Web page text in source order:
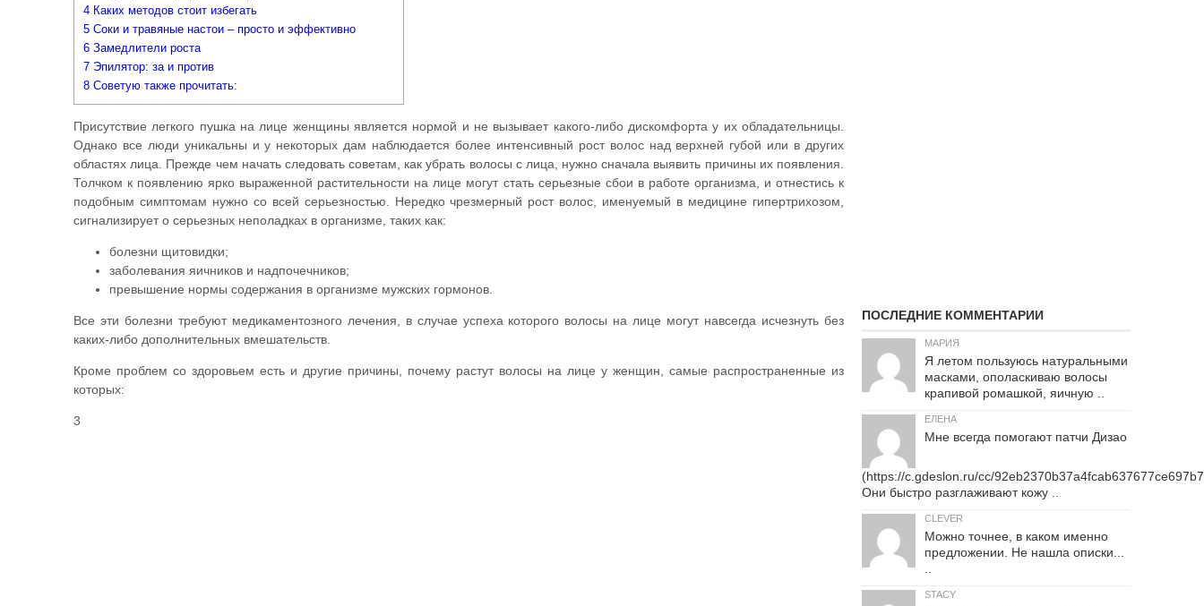
4 Каких методов стоит избегать
5 Соки и травяные настои – просто и эффективно
6 Замедлители роста
7 Эпилятор: за и против
8 Советую также прочитать:
Присутствие легкого пушка на лице женщины является нормой и не вызывает какого-либо дискомфорта у их обладательницы.
Однако все люди уникальны и у некоторых дам наблюдается более интенсивный рост волос над верхней губой или в других
областях лица. Прежде чем начать следовать советам, как убрать волосы с лица, нужно сначала выявить причины их появления.
Толчком к появлению ярко выраженной растительности на лице могут стать серьезные сбои в работе организма, и отнестись к
подобным симптомам нужно со всей серьезностью. Нередко чрезмерный рост волос, именуемый в медицине гипертрихозом,
сигнализирует о серьезных неполадках в организме, таких как:
болезни щитовидки;
заболевания яичников и надпочечников;
превышение нормы содержания в организме мужских гормонов.
Все эти болезни требуют медикаментозного лечения, в случае успеха которого волосы на лице могут навсегда исчезнуть без
каких-либо дополнительных вмешательств.
Кроме проблем со здоровьем есть и другие причины, почему растут волосы на лице у женщин, самые распространенные из
которых:
3
ПОСЛЕДНИЕ КОММЕНТАРИИ
МАРИЯ
Я летом пользуюсь натуральными
масками, ополаскиваю волосы
крапивой ромашкой, яичную ..
ЕЛЕНА
Мне всегда помогают патчи Дизао
(https://c.gdeslon.ru/cc/
Они быстро разглаживают кожу ..
CLEVER
Можно точнее, в каком именно
предложении. Не нашла описки...
STACY